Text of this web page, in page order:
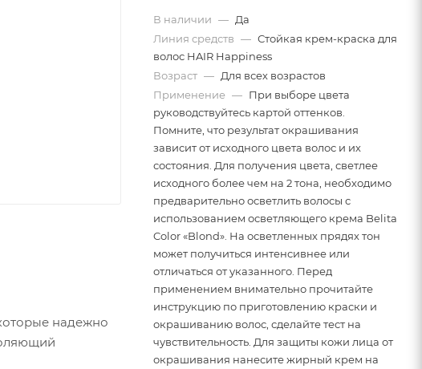
надежно
В наличии — Да
Линия средств — Стойкая крем-краска для
волос HAIR Happiness
Возраст — Для всех возрастов
Применение — При выборе цвета
руководствуйтесь картой оттенков.
Помните, что результат окрашивания
зависит от исходного цвета волос и их
состояния. Для получения цвета, светлее
исходного более чем на 2 тона, необходимо
предварительно осветлить волосы с
использованием осветляющего крема Belita
Color «Blond». На осветленных прядях тон
может получиться интенсивнее или
отличаться от указанного. Перед
применением внимательно прочитайте
инструкцию по приготовлению краски и
окрашиванию волос, сделайте тест на
чувствительность. Для защиты кожи лица от
окрашивания нанесите жирный крем на